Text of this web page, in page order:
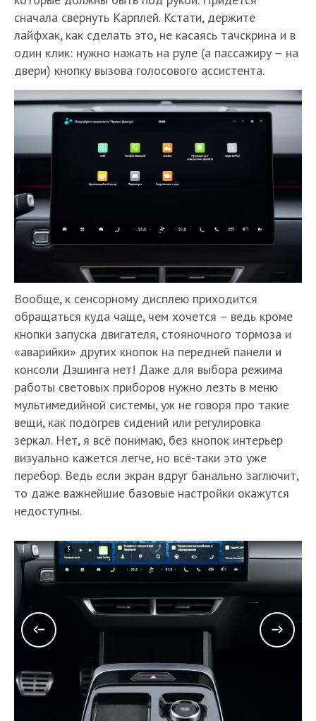
сначала свернуть Карплей. Кстати, держите
лайфхак, как сделать это, не касаясь тачскрина и в
один клик: нужно нажать на руле (а пассажиру – на
двери) кнопку вызова голосового ассистента.
Вообще, к сенсорному дисплею приходится
обращаться куда чаще, чем хочется – ведь кроме
кнопки запуска двигателя, стояночного тормоза и
«аварийки» других кнопок на передней панели и
консоли Дэшинга нет! Даже для выбора режима
работы световых приборов нужно лезть в меню
мультимедийной системы, уж не говоря про такие
вещи, как подогрев сидений или регулировка
зеркал. Нет, я всё понимаю, без кнопок интерьер
визуально кажется легче, но всё-таки это уже
перебор. Ведь если экран вдруг банально заглючит,
то даже важнейшие базовые настройки окажутся
недоступны.